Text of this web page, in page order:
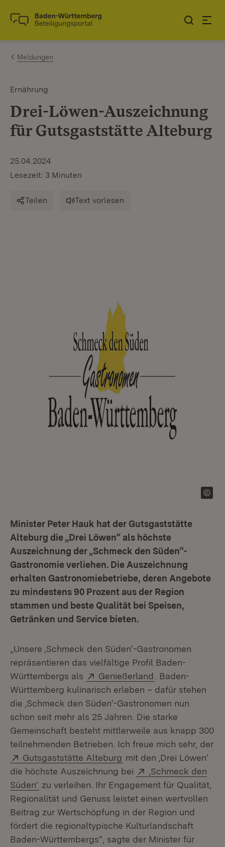
Zum Inhalt springen
Link zur Startseite
Meldungen
Ernährung
Drei-Löwen-Auszeichnung
für Gutsgaststätte Alteburg
25.04.2024
Lesezeit: 3 Minuten
Teilen Text vorlesen
Minister Peter Hauk hat der Gutsgaststätte
Alteburg die „Drei Löwen“ als höchste
Auszeichnung der „Schmeck den Süden“-
Gastronomie verliehen. Die Auszeichnung
erhalten Gastronomiebetriebe, deren Angebote
zu mindestens 90 Prozent aus der Region
stammen und beste Qualität bei Speisen,
Getränken und Service bieten.
„Unsere ,Schmeck den Süden‘-Gastronomen
repräsentieren das vielfältige Profil Baden-
Württembergs als
Extern:
Genießerland (Öffnet in
. Baden-
Württemberg kulinarisch erleben – dafür stehen
die ,Schmeck den Süden‘-Gastronomen nun
schon seit mehr als 25 Jahren. Die starke
Gemeinschaft besteht mittlerweile aus knapp 300
teilnehmenden Betrieben. Ich freue mich sehr, der
Extern:
Gutsgaststätte Alteburg (Öffnet in neuem
mit den ,Drei Löwen‘
die höchste Auszeichnung bei
Extern:
,Schmeck den
Süden‘ (Öffnet in neuem Fenster)
zu verleihen. Ihr Engagement für Qualität,
Regionalität und Genuss leistet einen wertvollen
Beitrag zur Wertschöpfung in der Region und
fördert die regionaltypische Kulturlandschaft
Baden-Württembergs“, sagte der Minister für